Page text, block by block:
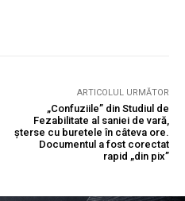
ARTICOLUL URMĂTOR
„Confuziile” din Studiul de
Fezabilitate al saniei de vară,
șterse cu buretele în câteva ore.
Documentul a fost corectat
rapid „din pix”